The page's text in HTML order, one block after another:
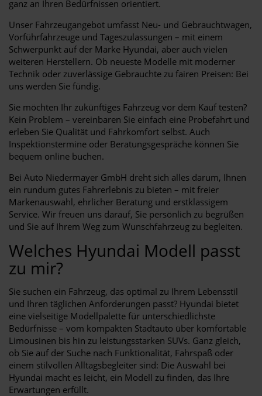
ganz an Ihren Bedürfnissen orientiert.
Unser Fahrzeugangebot umfasst Neu- und Gebrauchtwagen,
Vorführfahrzeuge und Tageszulassungen – mit einem
Schwerpunkt auf der Marke Hyundai, aber auch vielen
weiteren Herstellern. Ob neueste Modelle mit moderner
Technik oder zuverlässige Gebrauchte zu fairen Preisen: Bei
uns werden Sie fündig.
Sie möchten Ihr zukünftiges Fahrzeug vor dem Kauf testen?
Kein Problem – vereinbaren Sie einfach eine Probefahrt und
erleben Sie Qualität und Fahrkomfort selbst. Auch
Inspektionstermine oder Beratungsgespräche können Sie
bequem online buchen.
Bei Auto Niedermayer GmbH dreht sich alles darum, Ihnen
ein rundum gutes Fahrerlebnis zu bieten – mit freier
Markenauswahl, ehrlicher Beratung und erstklassigem
Service. Wir freuen uns darauf, Sie persönlich zu begrüßen
und Sie auf Ihrem Weg zum Wunschfahrzeug zu begleiten.
Welches Hyundai Modell passt
zu mir?
Sie suchen ein Fahrzeug, das optimal zu Ihrem Lebensstil
und Ihren täglichen Anforderungen passt? Hyundai bietet
eine vielseitige Modellpalette für unterschiedlichste
Bedürfnisse – vom kompakten Stadtauto über komfortable
Limousinen bis hin zu leistungsstarken SUVs. Ganz gleich,
ob Sie auf der Suche nach Funktionalität, Fahrspaß oder
einem stilvollen Alltagsbegleiter sind: Die Auswahl bei
Hyundai macht es leicht, ein Modell zu finden, das Ihre
Erwartungen erfüllt.